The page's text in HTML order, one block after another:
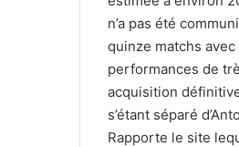
n’a pas été
quinze matchs
performances de
acquisition
s’étant séparé
Rapporte le site